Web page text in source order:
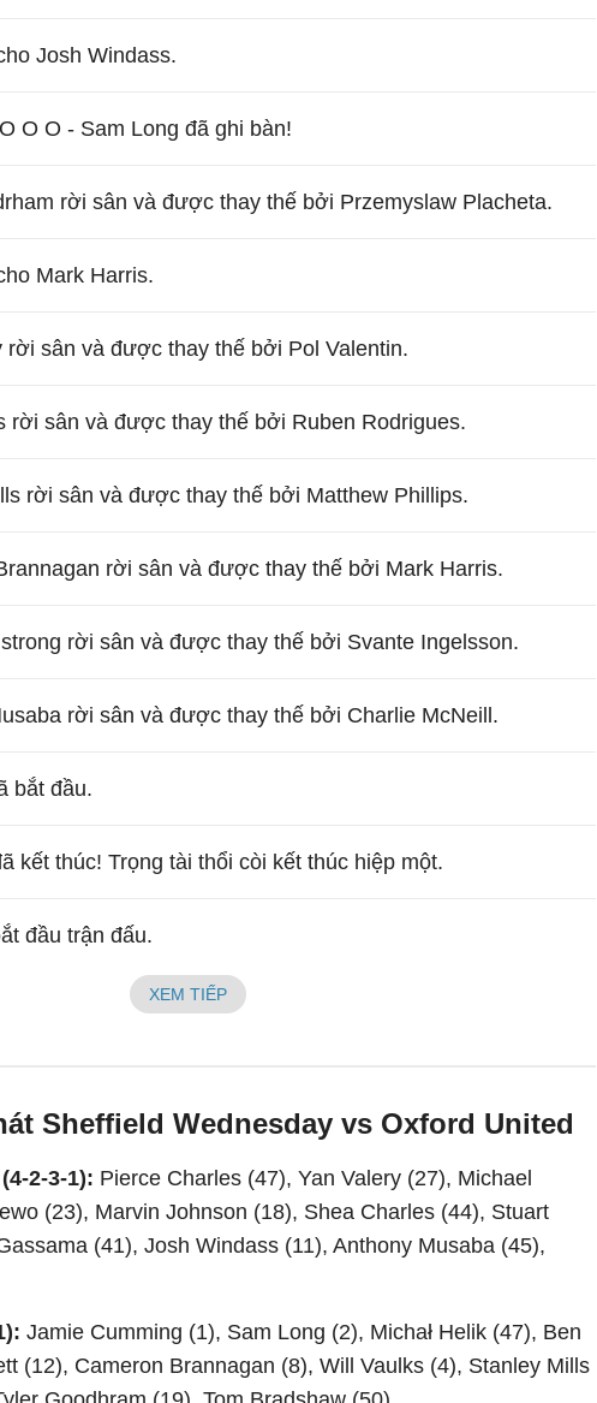
Josh Windass.
O O - Sam Long đã ghi bàn!
rời sân và được thay thế bởi Przemyslaw Placheta.
Mark Harris.
rời sân và được thay thế bởi Pol Valentin.
rời sân và được thay thế bởi Ruben Rodrigues.
rời sân và được thay thế bởi Matthew Phillips.
rời sân và được thay thế bởi Mark Harris.
rời sân và được thay thế bởi Svante Ingelsson.
rời sân và được thay thế bởi Charlie McNeill.
bắt đầu.
kết thúc! Trọng tài thổi còi kết thúc hiệp một.
đầu trận đấu.
XEM TIẾP
Sheffield Wednesday vs Oxford United
2-3-1): Pierce Charles (47), Yan Valery (27), Michael
(23), Marvin Johnson (18), Shea Charles (44), Stuart
(41), Josh Windass (11), Anthony Musaba (45),
Jamie Cumming (1), Sam Long (2), Michał Helik (47), Ben
(12), Cameron Brannagan (8), Will Vaulks (4), Stanley Mills